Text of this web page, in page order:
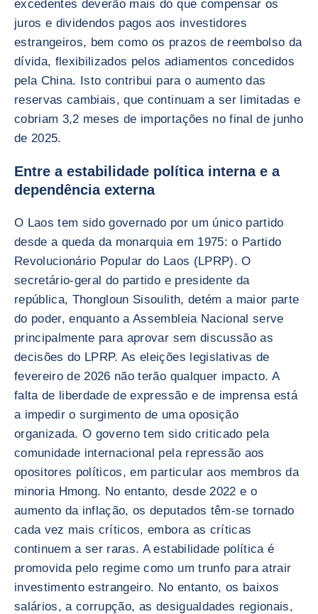
excedentes deverão mais do que compensar os
juros e dividendos pagos aos investidores
estrangeiros, bem como os prazos de reembolso da
dívida, flexibilizados pelos adiamentos concedidos
pela China. Isto contribui para o aumento das
reservas cambiais, que continuam a ser limitadas e
cobriam 3,2 meses de importações no final de junho
de 2025.
Entre a estabilidade política interna e a
dependência externa
O Laos tem sido governado por um único partido
desde a queda da monarquia em 1975: o Partido
Revolucionário Popular do Laos (LPRP). O
secretário-geral do partido e presidente da
república, Thongloun Sisoulith, detém a maior parte
do poder, enquanto a Assembleia Nacional serve
principalmente para aprovar sem discussão as
decisões do LPRP. As eleições legislativas de
fevereiro de 2026 não terão qualquer impacto. A
falta de liberdade de expressão e de imprensa está
a impedir o surgimento de uma oposição
organizada. O governo tem sido criticado pela
comunidade internacional pela repressão aos
opositores políticos, em particular aos membros da
minoria Hmong. No entanto, desde 2022 e o
aumento da inflação, os deputados têm-se tornado
cada vez mais críticos, embora as críticas
continuem a ser raras. A estabilidade política é
promovida pelo regime como um trunfo para atrair
investimento estrangeiro. No entanto, os baixos
salários, a corrupção, as desigualdades regionais,